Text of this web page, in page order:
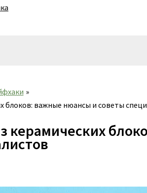
блоков: важные нюансы и советы
керамических